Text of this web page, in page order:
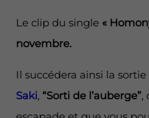
Le clip du single «
novembre.
Il succédera ainsi la
Saki, “Sorti de l’auberge”,